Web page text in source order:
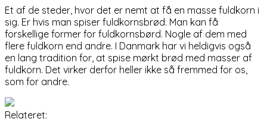
Et af de steder, hvor det er nemt at få en masse fuldkorn i
sig. Er hvis man spiser fuldkornsbrød. Man kan få
forskellige former for fuldkornsbørd. Nogle af dem med
flere fuldkorn end andre. I Danmark har vi heldigvis også
en lang tradition for, at spise mørkt brød med masser af
fuldkorn. Det virker derfor heller ikke så fremmed for os,
som for andre.
Relateret: